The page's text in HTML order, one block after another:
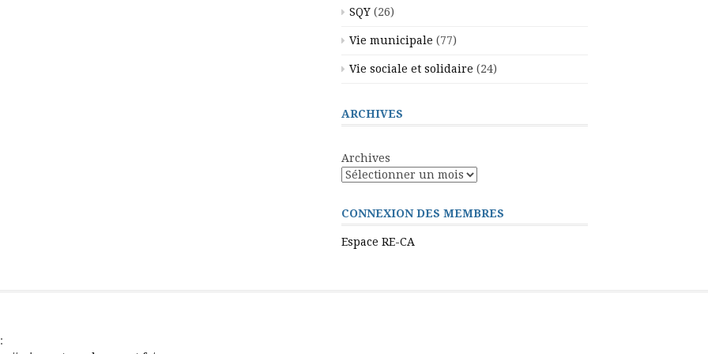
SQY (26)
Vie municipale (77)
Vie sociale et solidaire (24)
ARCHIVES
Archives
CONNEXION DES MEMBRES
Espace RE-CA